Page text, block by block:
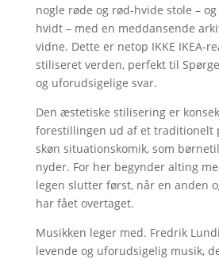
nogle røde og rød-hvide stole –
hvidt – med en meddansende
vidne. Dette er netop IKKE IKEA-
stiliseret verden, perfekt til
og uforudsigelige svar.
Den æstetiske stilisering er
forestillingen ud af et traditionelt
skøn situationskomik, som
nyder. For her begynder alting
legen slutter først, når en anden
har fået overtaget.
Musikken leger med. Fredrik
levende og uforudsigelig musik,